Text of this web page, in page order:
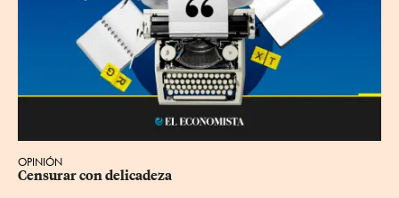
OPINIÓN
Censurar con delicadeza